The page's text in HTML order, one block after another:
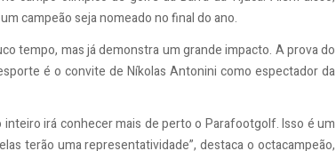
campeão seja nomeado no final do ano.
tempo, mas já demonstra um grande impacto. A prova do
é o convite de Níkolas Antonini como espectador da
irá conhecer mais de perto o Parafootgolf. Isso é um
terão uma representatividade”, destaca o octacampeão,